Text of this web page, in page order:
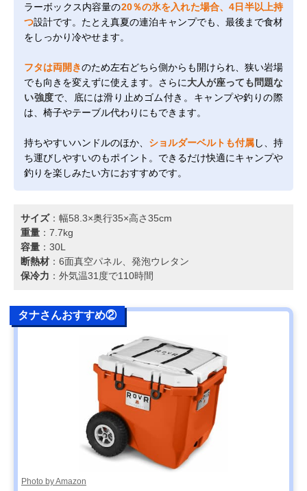
ラーボックス内容量の20％の氷を入れた場合、4日半以上持
つ設計です。たとえ真夏の連泊キャンプでも、最後まで食材
をしっかり冷やせます。
フタは両開きのため左右どちら側からも開けられ、狭い岩場
でも向きを変えずに使えます。さらに大人が座っても問題な
い強度で、底には滑り止めゴム付き。キャンプや釣りの際
は、椅子やテーブル代わりにもできます。
持ちやすいハンドルのほか、 ショルダーベルトも付属し、持
ち運びしやすいのもポイント。できるだけ快適にキャンプや
釣りを楽しみたい方におすすめです。
サイズ：幅58.3×奥行35×高さ35cm
重量 ：7.7kg
容量 ：30L
断熱材 ：6面真空パネル、発泡ウレタン
保冷力 ：外気温31度で110時間
タナさんおすすめ②
Photo by Amazon